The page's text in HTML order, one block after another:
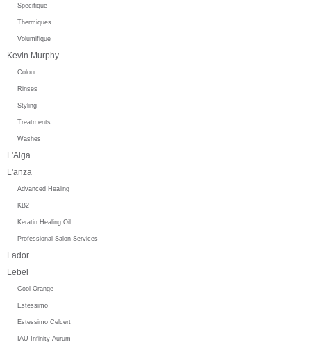
Specifique
Thermiques
Volumifique
Kevin.Murphy
Colour
Rinses
Styling
Treatments
Washes
L'Alga
L'anza
Advanced Healing
KB2
Keratin Healing Oil
Professional Salon Services
Lador
Lebel
Cool Orange
Estessimo
Estessimo Celcert
IAU Infinity Aurum